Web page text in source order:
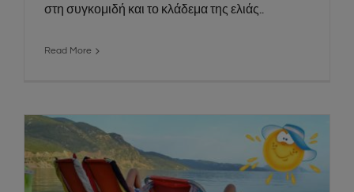
στη συγκομιδή και το κλάδεμα της ελιάς..
Read More